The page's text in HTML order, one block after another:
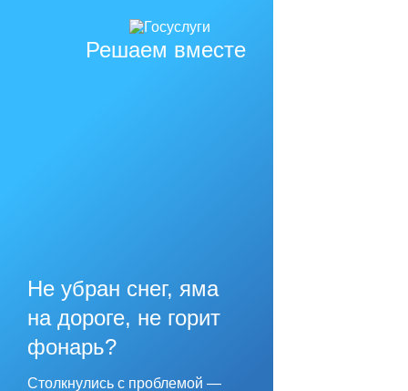
Решаем вместе
Не убран снег, яма
на дороге, не горит
фонарь?
Столкнулись с проблемой —